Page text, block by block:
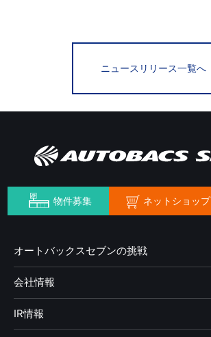
ニュースリリース一覧へ
物件募集 ネットショップ
オートバックスセブンの挑戦
会社情報
IR情報